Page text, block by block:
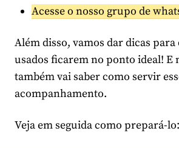
Acesse o nosso grupo de
Além disso, vamos dar dicas
usados ficarem no ponto ideal! E
também vai saber como servir
acompanhamento.
Veja em seguida como prepará-lo: